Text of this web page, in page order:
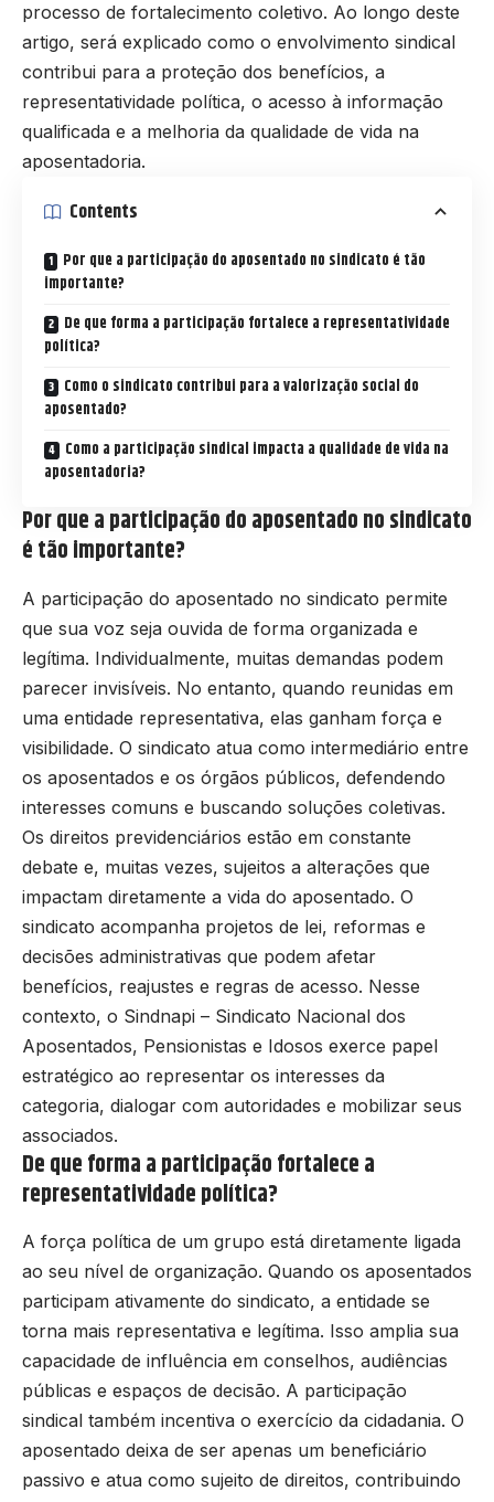
processo de fortalecimento coletivo. Ao longo deste
artigo, será explicado como o envolvimento sindical
contribui para a proteção dos benefícios, a
representatividade política, o acesso à informação
qualificada e a melhoria da qualidade de vida na
aposentadoria.
Contents
Por que a participação do aposentado no sindicato é tão
importante?
De que forma a participação fortalece a representatividade
política?
Como o sindicato contribui para a valorização social do
aposentado?
Como a participação sindical impacta a qualidade de vida na
aposentadoria?
Por que a participação do aposentado no sindicato
é tão importante?
A participação do aposentado no sindicato permite
que sua voz seja ouvida de forma organizada e
legítima. Individualmente, muitas demandas podem
parecer invisíveis. No entanto, quando reunidas em
uma entidade representativa, elas ganham força e
visibilidade. O sindicato atua como intermediário entre
os aposentados e os órgãos públicos, defendendo
interesses comuns e buscando soluções coletivas.
Os direitos previdenciários estão em constante
debate e, muitas vezes, sujeitos a alterações que
impactam diretamente a vida do aposentado. O
sindicato acompanha projetos de lei, reformas e
decisões administrativas que podem afetar
benefícios, reajustes e regras de acesso. Nesse
contexto, o Sindnapi – Sindicato Nacional dos
Aposentados, Pensionistas e Idosos exerce papel
estratégico ao representar os interesses da
categoria, dialogar com autoridades e mobilizar seus
associados.
De que forma a participação fortalece a
representatividade política?
A força política de um grupo está diretamente ligada
ao seu nível de organização. Quando os aposentados
participam ativamente do sindicato, a entidade se
torna mais representativa e legítima. Isso amplia sua
capacidade de influência em conselhos, audiências
públicas e espaços de decisão. A participação
sindical também incentiva o exercício da cidadania. O
aposentado deixa de ser apenas um beneficiário
passivo e atua como sujeito de direitos, contribuindo